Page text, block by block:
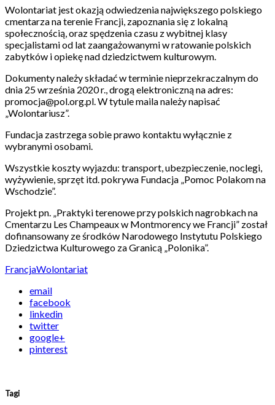
Wolontariat jest okazją odwiedzenia największego polskiego
cmentarza na terenie Francji, zapoznania się z lokalną
społecznością, oraz spędzenia czasu z wybitnej klasy
specjalistami od lat zaangażowanymi w ratowanie polskich
zabytków i opiekę nad dziedzictwem kulturowym.
Dokumenty należy składać w terminie nieprzekraczalnym do
dnia 25 września 2020 r., drogą elektroniczną na adres:
promocja@pol.org.pl. W tytule maila należy napisać
„Wolontariusz”.
Fundacja zastrzega sobie prawo kontaktu wyłącznie z
wybranymi osobami.
Wszystkie koszty wyjazdu: transport, ubezpieczenie, noclegi,
wyżywienie, sprzęt itd. pokrywa Fundacja „Pomoc Polakom na
Wschodzie”.
Projekt pn. „Praktyki terenowe przy polskich nagrobkach na
Cmentarzu Les Champeaux w Montmorency we Francji” został
dofinansowany ze środków Narodowego Instytutu Polskiego
Dziedzictwa Kulturowego za Granicą „Polonika”.
FrancjaWolontariat
email
facebook
linkedin
twitter
google+
pinterest
Tagi